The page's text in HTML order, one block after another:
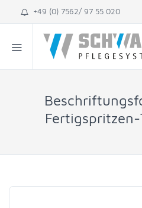
+49 (0) 7562/ 97 55 020